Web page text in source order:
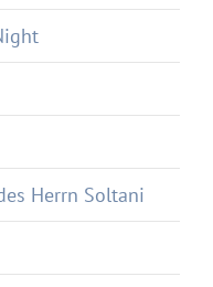
Herrn Soltani